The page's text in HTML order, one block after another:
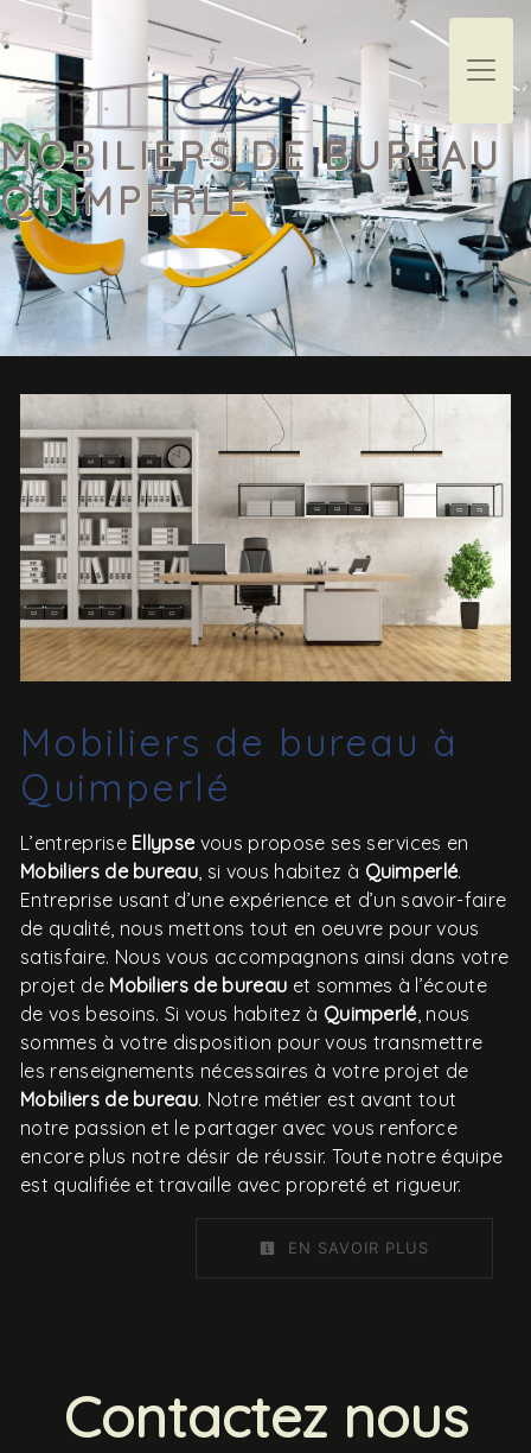
Panneau de gestion des cookies
MOBILIERS DE BUREAU
QUIMPERLÉ
Mobiliers de bureau à
Quimperlé
L’entreprise Ellypsevous propose ses services en
Mobiliers de bureau , si vous habitez à Quimperlé.
Entreprise usant d’une expérience et d’un savoir-faire
de qualité, nous mettons tout en oeuvre pour vous
satisfaire. Nous vous accompagnons ainsi dans votre
projet de Mobiliers de bureau et sommes à l’écoute
de vos besoins. Si vous habitez à Quimperlé, nous
sommes à votre disposition pour vous transmettre
les renseignements nécessaires à votre projet de
Mobiliers de bureau. Notre métier est avant tout
notre passion et le partager avec vous renforce
encore plus notre désir de réussir. Toute notre équipe
est qualifiée et travaille avec propreté et rigueur.
EN SAVOIR PLUS
Contactez nous